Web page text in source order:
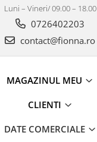
Luni – Vineri/ 09.00 – 18.00
0726402203
contact@fionna.ro
MAGAZINUL MEU
CLIENTI
DATE COMERCIALE